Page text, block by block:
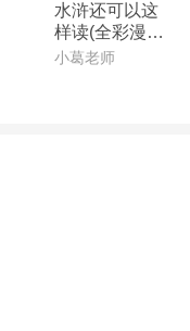
水浒还可以这
样读(全彩漫画
版)
小葛老师